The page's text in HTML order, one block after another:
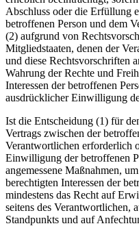
Abschluss oder die Erfüllung
betroffenen Person und dem
(2) aufgrund von
Mitgliedstaaten, denen der
und diese Rechtsvorschriften
Wahrung der Rechte und
Interessen der betroffenen
ausdrücklicher Einwilligung
Ist die Entscheidung (1) für
Vertrags zwischen der
Verantwortlichen erforderlich
Einwilligung der betroffenen
angemessene Maßnahmen,
berechtigten Interessen der
mindestens das Recht auf
seitens des Verantwortlichen,
Standpunkts und auf